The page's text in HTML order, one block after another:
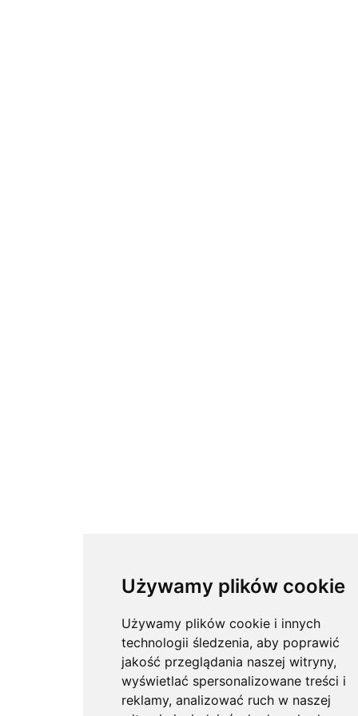
Używamy plików cookie
Używamy plików cookie i innych
technologii śledzenia, aby poprawić
jakość przeglądania naszej witryny,
wyświetlać spersonalizowane treści i
reklamy, analizować ruch w naszej